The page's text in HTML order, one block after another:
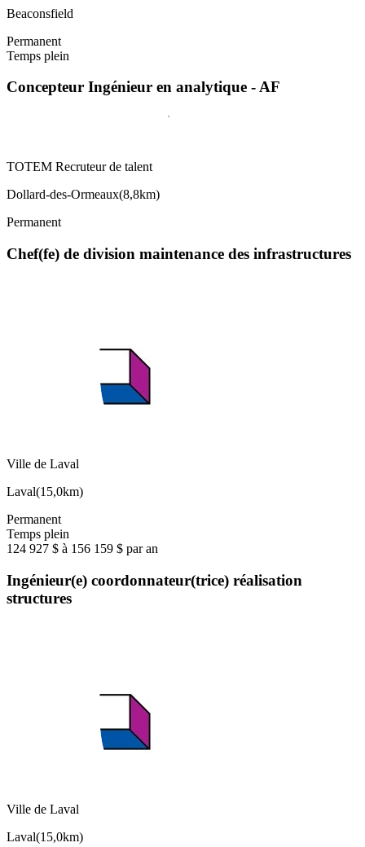
Beaconsfield
Permanent
Temps plein
Concepteur Ingénieur en analytique - AF
TOTEM Recruteur de talent
Dollard-des-Ormeaux(8,8km)
Permanent
Chef(fe) de division maintenance des infrastructures
Ville de Laval
Laval(15,0km)
Permanent
Temps plein
124 927 $ à 156 159 $ par an
Ingénieur(e) coordonnateur(trice) réalisation
structures
Ville de Laval
Laval(15,0km)